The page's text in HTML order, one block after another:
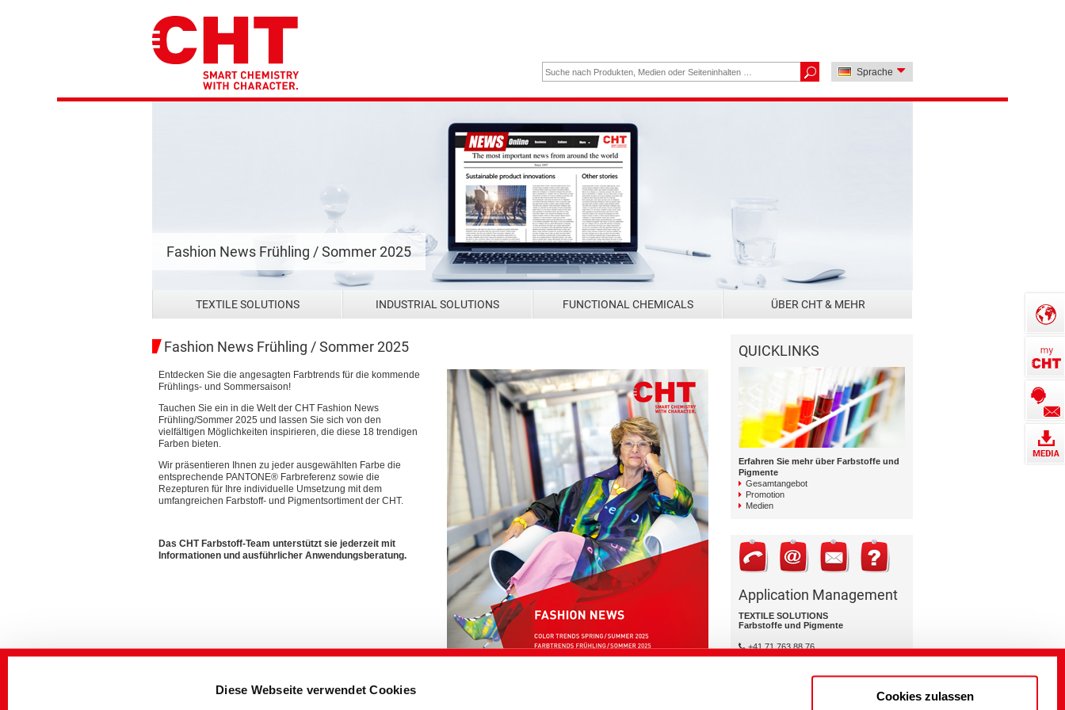
Diese Webseite verwendet Cookies
Cookies zulassen
Sprache
Fashion News Frühling / Sommer 2025
TEXTILE SOLUTIONS INDUSTRIAL SOLUTIONS FUNCTIONAL CHEMICALS ÜBER CHT & MEHR
Fashion News Frühling / Sommer 2025
Entdecken Sie die angesagten Farbtrends für die kommende
Frühlings- und Sommersaison!
Tauchen Sie ein in die Welt der CHT Fashion News
Frühling/Sommer 2025 und lassen Sie sich von den
vielfältigen Möglichkeiten inspirieren, die diese 18 trendigen
Farben bieten.
Wir präsentieren Ihnen zu jeder ausgewählten Farbe die
entsprechende PANTONE® Farbreferenz sowie die
Rezepturen für Ihre individuelle Umsetzung mit dem
umfangreichen Farbstoff- und Pigmentsortiment der CHT.
Das CHT Farbstoff-Team unterstützt sie jederzeit mit
Informationen und ausführlicher Anwendungsberatung.
QUICKLINKS
Erfahren Sie mehr über Farbstoffe und
Pigmente
Gesamtangebot
Promotion
Medien
Application Management
TEXTILE SOLUTIONS
Farbstoffe und Pigmente
+41 71 763 88 76